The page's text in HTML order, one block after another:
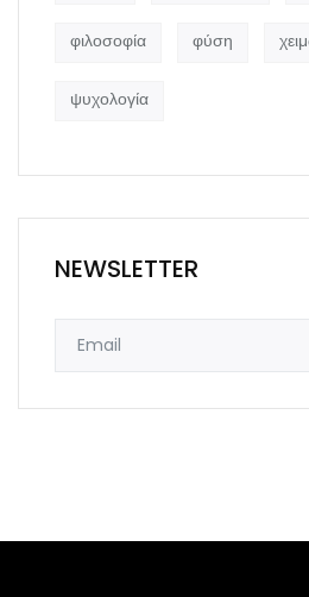
φιλοσοφία φύση
ψυχολογία
NEWSLETTER